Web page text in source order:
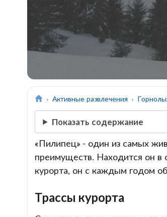
Активные развлечения
Показать содержание
«Пилипец» - один из самых
преимуществ. Находится он в
курорта, он с каждым годом
Трассы курорта